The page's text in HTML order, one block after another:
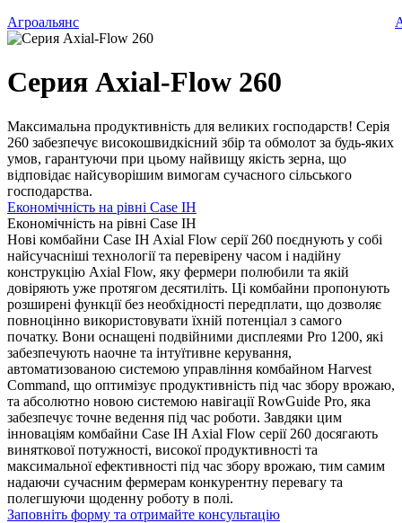
Агроальянс
Серия Axial-Flow 260
Максимальна продуктивність для великих господарств! Серія
260 забезпечує високошвидкісний збір та обмолот за будь-яких
умов, гарантуючи при цьому найвищу якість зерна, що
відповідає найсуворішим вимогам сучасного сільського
господарства.
Економічність на рівні Case IH
Економічність на рівні Case IH
Нові комбайни Case IH Axial Flow серії 260 поєднують у собі
найсучасніші технології та перевірену часом і надійну
конструкцію Axial Flow, яку фермери полюбили та якій
довіряють уже протягом десятиліть. Ці комбайни пропонують
розширені функції без необхідності передплати, що дозволяє
повноцінно використовувати їхній потенціал з самого
початку. Вони оснащені подвійними дисплеями Pro 1200, які
забезпечують наочне та інтуїтивне керування,
автоматизованою системою управління комбайном Harvest
Command, що оптимізує продуктивність під час збору врожаю,
та абсолютно новою системою навігації RowGuide Pro, яка
забезпечує точне ведення під час роботи. Завдяки цим
інноваціям комбайни Case IH Axial Flow серії 260 досягають
виняткової потужності, високої продуктивності та
максимальної ефективності під час збору врожаю, тим самим
надаючи сучасним фермерам конкурентну перевагу та
полегшуючи щоденну роботу в полі.
Заповніть форму та отримайте консультацію